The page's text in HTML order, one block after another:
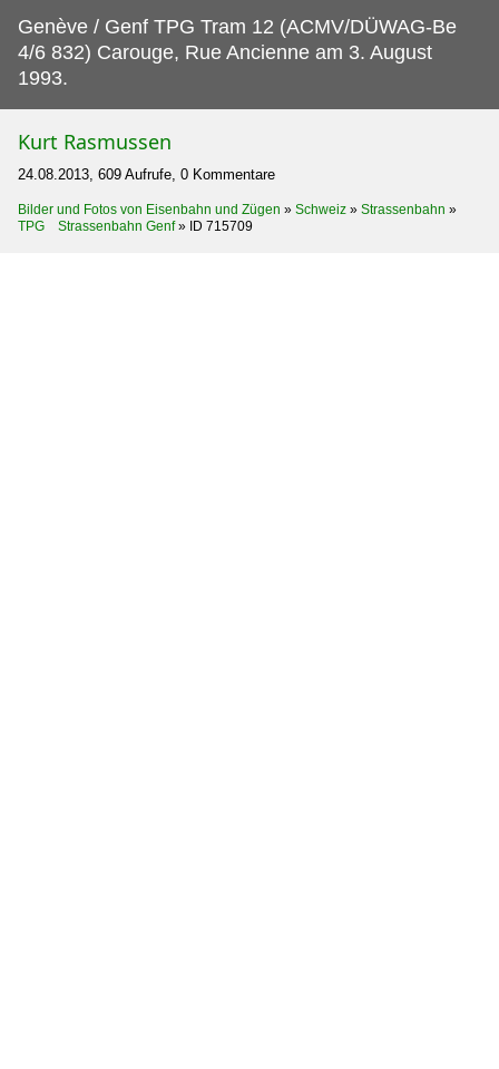
Genève / Genf TPG Tram 12 (ACMV/DÜWAG-Be
4/6 832) Carouge, Rue Ancienne am 3. August
1993.
Kurt Rasmussen
24.08.2013, 609 Aufrufe, 0 Kommentare
Bilder und Fotos von Eisenbahn und Zügen » Schweiz » Strassenbahn »
TPG Strassenbahn Genf» ID 715709